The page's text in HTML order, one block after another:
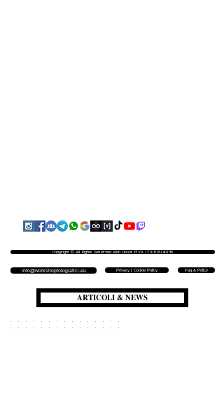
Copyright © All Rights Reserved Aldo Diazzi P.IVA IT01618140196
Faq & Policy
info@workshopfotografici.eu Privacy | Cookie Policy
ARTICOLI & NEWS